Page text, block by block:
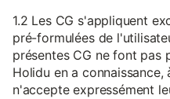
1.2 Les CG s'appliquent
pré-formulées de
présentes CG ne font pas
Holidu en a connaissance,
n'accepte expressément